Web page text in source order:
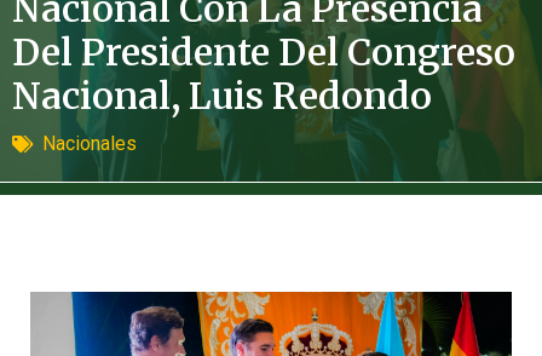
Del Presidente Del Congreso
Nacional, Luis Redondo
Nacionales